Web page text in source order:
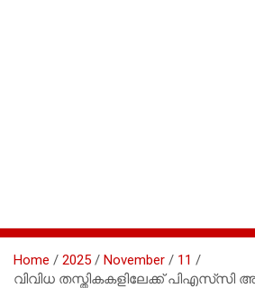
Home 2025 November
11
വിവിധ തസ്തികകളിലേക്ക് പിഎസ്‌സി